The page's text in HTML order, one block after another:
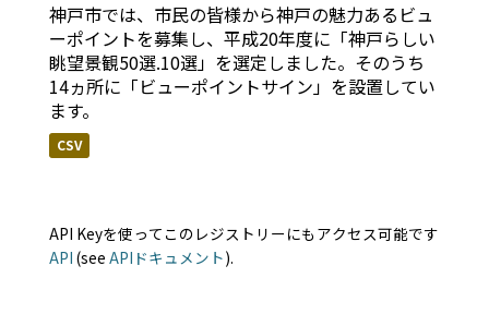
神戸市では、市民の皆様から神戸の魅力あるビュ
ーポイントを募集し、平成20年度に「神戸らしい
眺望景観50選.10選」を選定しました。そのうち
14ヵ所に「ビューポイントサイン」を設置してい
ます。
CSV
API Keyを使ってこのレジストリーにもアクセス可能です
API (see APIドキュメント).